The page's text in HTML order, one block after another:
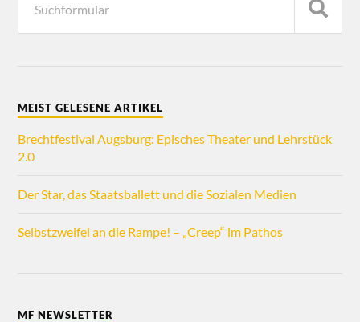
MEIST GELESENE ARTIKEL
Brechtfestival Augsburg: Episches Theater und Lehrstück
2.0
Der Star, das Staatsballett und die Sozialen Medien
Selbstzweifel an die Rampe! – „Creep“ im Pathos
MF NEWSLETTER